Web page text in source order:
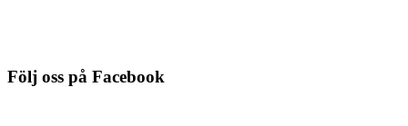
Följ oss på Facebook